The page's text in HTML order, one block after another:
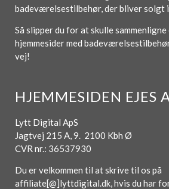
badeværelsestilbehør, der bliver solgt
Så slipper du for at skulle
hjemmesider med
vej!
HJEMMESIDEN EJES
Lytt Digital ApS
Jagtvej 215 A, 9. 2100 Kbh Ø
CVR nr.: 36537930
Du er velkommen til at skrive til os på
affiliate[@]lyttdigital.dk, hvis du har